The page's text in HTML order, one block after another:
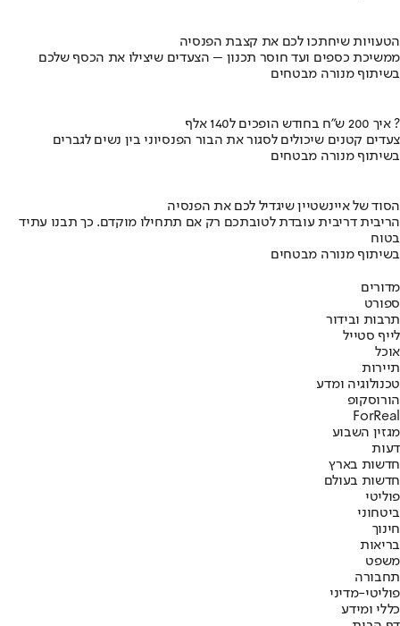
הטעויות שיחתכו לכם את קצבת הפנסיה
ממשיכת כספים ועד חוסר תכנון – הצעדים שיצילו את הכסף שלכם
בשיתוף מנורה מבטחים
איך 200 ש"ח בחודש הופכים ל140 אלף ?
צעדים קטנים שיכולים לסגור את הבור הפנסיוני בין נשים לגברים
בשיתוף מנורה מבטחים
הסוד של איינשטיין שיגדיל לכם את הפנסיה
הריבית דריבית עובדת לטובתכם רק אם תתחילו מוקדם. כך תבנו עתיד
בטוח
בשיתוף מנורה מבטחים
מדורים
ספורט
תרבות ובידור
לייף סטייל
אוכל
תיירות
טכנולוגיה ומדע
הורוסקופ
ForReal
מגזין השבוע
דעות
חדשות בארץ
חדשות בעולם
פוליטי
ביטחוני
חינוך
בריאות
משפט
תחבורה
פוליטי-מדיני
כללי ומידע